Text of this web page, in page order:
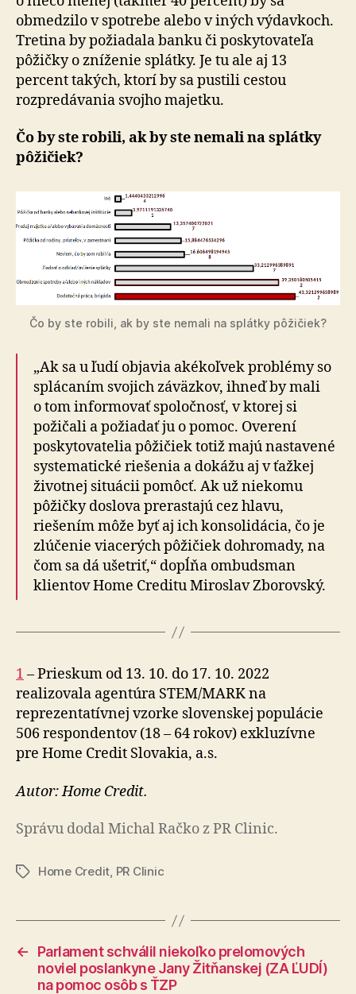
obmedzilo v spotrebe alebo v iných výdavkoch.
Tretina by požiadala banku či poskytovateľa
pôžičky o zníženie splátky. Je tu ale aj 13
percent takých, ktorí by sa pustili cestou
rozpredávania svojho majetku.
Čo by ste robili, ak by ste nemali na splátky
pôžičiek?
Čo by ste robili, ak by ste nemali na splátky pôžičiek?
„Ak sa u ľudí objavia akékoľvek problémy so
splácaním svojich záväzkov, ihneď by mali
o tom informovať spoločnosť, v ktorej si
požičali a požiadať ju o pomoc. Overení
poskytovatelia pôžičiek totiž majú nastavené
systematické riešenia a dokážu aj v ťažkej
životnej situácii pomôcť. Ak už niekomu
pôžičky doslova prerastajú cez hlavu,
riešením môže byť aj ich konsolidácia, čo je
zlúčenie viacerých pôžičiek dohromady, na
čom sa dá ušetriť,“ dopĺňa ombudsman
klientov Home Creditu Miroslav Zborovský.
1 – Prieskum od 13. 10. do 17. 10. 2022
realizovala agentúra STEM/MARK na
reprezentatívnej vzorke slovenskej populácie
506 respondentov (18 – 64 rokov) exkluzívne
pre Home Credit Slovakia, a.s.
Autor: Home Credit.
Správu dodal Michal Račko z PR Clinic.
ZnačkyHome Credit, PR Clinic
←
Parlament schválil niekoľko prelomových
noviel poslankyne Jany Žitňanskej (ZA ĽUDÍ)
na pomoc osôb s ŤZP